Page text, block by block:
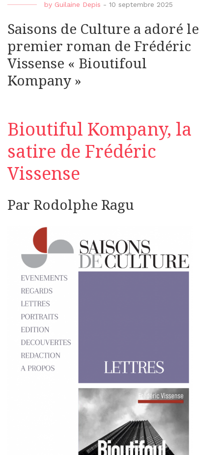
by Guilaine Depis - 10 septembre 2025
Saisons de Culture a adoré le
premier roman de Frédéric
Vissense « Bioutifoul
Kompany »
Bioutiful Kompany, la
satire de Frédéric
Vissense
Par Rodolphe Ragu